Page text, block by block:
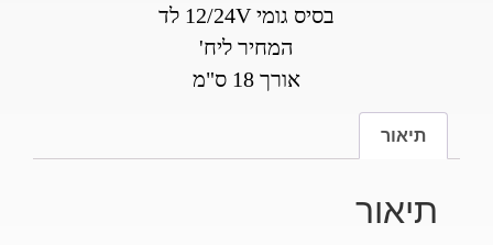
בסיס גומי 12/24V לד
המחיר ליח'
אורך 18 ס"מ
תיאור
תיאור